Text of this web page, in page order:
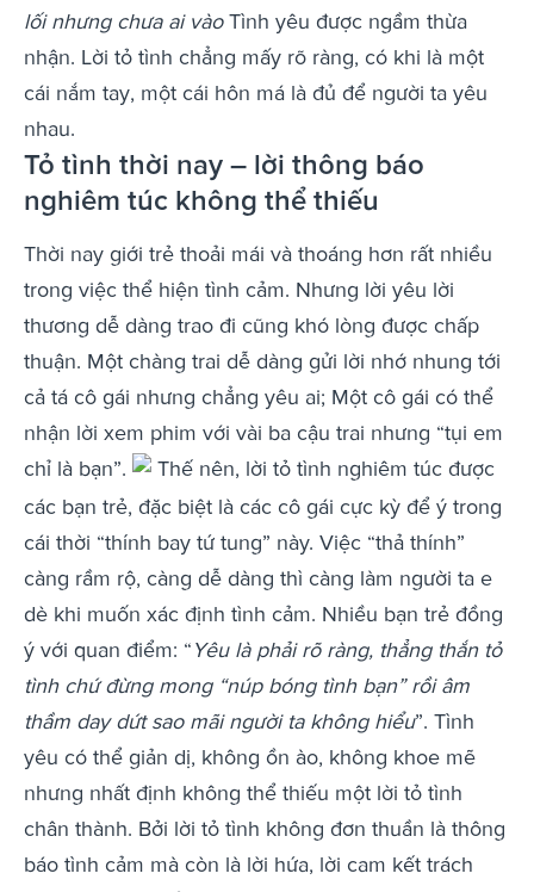
lối nhưng chưa ai vàoTình yêu được ngầm thừa
nhận. Lời tỏ tình chẳng mấy rõ ràng, có khi là một
cái nắm tay, một cái hôn má là đủ để người ta yêu
nhau.
Tỏ tình thời nay – lời thông báo
nghiêm túc không thể thiếu
Thời nay giới trẻ thoải mái và thoáng hơn rất nhiều
trong việc thể hiện tình cảm. Nhưng lời yêu lời
thương dễ dàng trao đi cũng khó lòng được chấp
thuận. Một chàng trai dễ dàng gửi lời nhớ nhung tới
cả tá cô gái nhưng chẳng yêu ai; Một cô gái có thể
nhận lời xem phim với vài ba cậu trai nhưng “tụi em
chỉ là bạn”.
Thế nên, lời tỏ tình nghiêm túc được
các bạn trẻ, đặc biệt là các cô gái cực kỳ để ý trong
cái thời “thính bay tứ tung” này. Việc “thả thính”
càng rầm rộ, càng dễ dàng thì càng làm người ta e
dè khi muốn xác định tình cảm. Nhiều bạn trẻ đồng
ý với quan điểm: “Yêu là phải rõ ràng, thẳng thắn tỏ
tình chứ đừng mong “núp bóng tình bạn” rồi âm
thầm day dứt sao mãi người ta không hiểu”. Tình
yêu có thể giản dị, không ồn ào, không khoe mẽ
nhưng nhất định không thể thiếu một lời tỏ tình
chân thành. Bởi lời tỏ tình không đơn thuần là thông
báo tình cảm mà còn là lời hứa, lời cam kết trách